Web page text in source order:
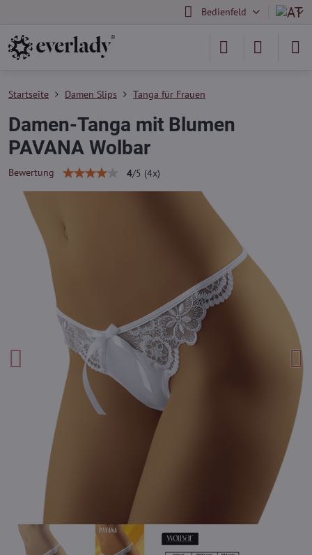
Bedienfeld
Startseite Damen Slips Tanga für Frauen
Damen-Tanga mit Blumen
PAVANA Wolbar
Bewertung 4/5 (4x)